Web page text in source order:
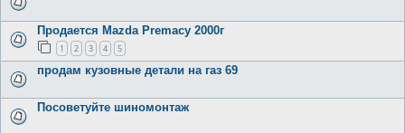
Продается Mazda Premacy 2000г
1 2 3 4 5
продам кузовные детали на газ 69
Посоветуйте шиномонтаж